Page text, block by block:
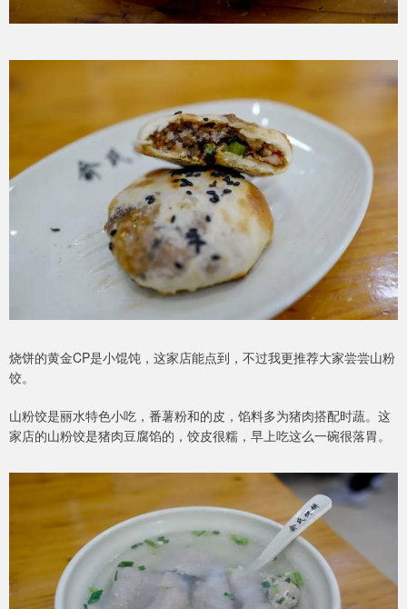
烧饼的黄金CP是小馄饨，这家店能点到，不过我更推荐大家尝尝山粉
饺。
山粉饺是丽水特色小吃，番薯粉和的皮，馅料多为猪肉搭配时蔬。这
家店的山粉饺是猪肉豆腐馅的，饺皮很糯，早上吃这么一碗很落胃。